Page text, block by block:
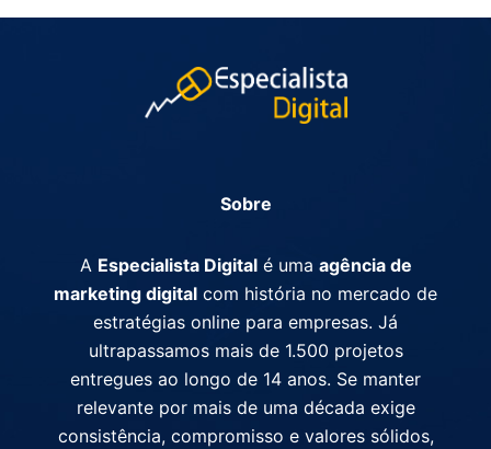
Sobre
A Especialista Digitalé uma agência de
marketing digital com história no mercado de
estratégias online para empresas. Já
ultrapassamos mais de 1.500 projetos
entregues ao longo de 14 anos. Se manter
relevante por mais de uma década exige
consistência, compromisso e valores sólidos,